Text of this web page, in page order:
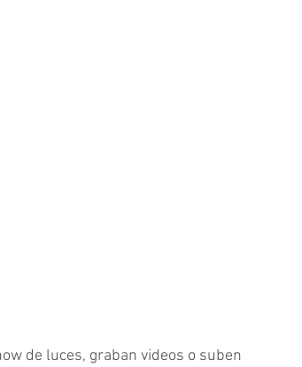
de luces, graban videos o suben